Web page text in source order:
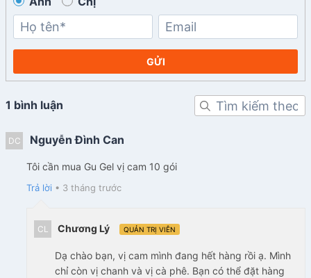
GỬI
1 bình luận
DC Nguyễn Đình Can
Tôi cần mua Gu Gel vị cam 10 gói
Trả lời • 3 tháng trước
CL Chương Lý QUẢN TRỊ VIÊN
Dạ chào bạn, vị cam mình đang hết hàng rồi ạ. Mình
chỉ còn vị chanh và vị cà phê. Bạn có thể đặt hàng